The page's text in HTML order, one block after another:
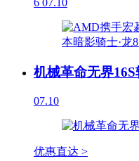
6 07.10
机械革命无界
07.10
优惠直达 >